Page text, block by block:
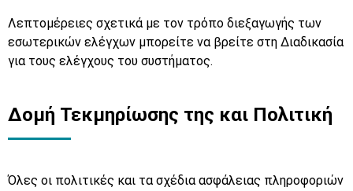
Λεπτομέρειες σχετικά με τον τρόπο διεξαγωγής των
εσωτερικών ελέγχων μπορείτε να βρείτε στη Διαδικασία
για τους ελέγχους του συστήματος.
Δομή Τεκμηρίωσης της και Πολιτική
Όλες οι πολιτικές και τα σχέδια ασφάλειας πληροφοριών